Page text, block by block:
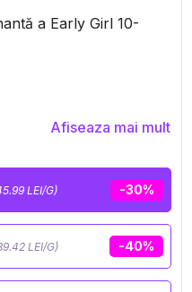
a Early Girl 10-
Afiseaza mai mult
-30%
LEI/G)
-40%
LEI/G)